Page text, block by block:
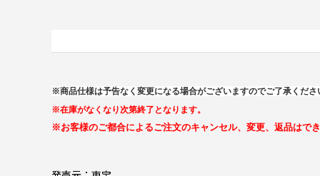
※商品仕様は予告なく変更になる場合がございますのでご了承くださ
※在庫がなくなり次第終了となります。
※お客様のご都合によるご注文のキャンセル、変更、返品はで